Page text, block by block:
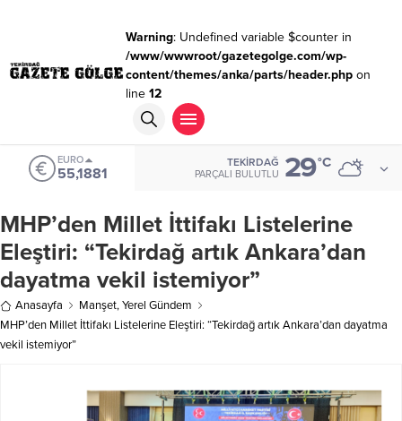
Warning: Undefined variable $counter in
/www/wwwroot/gazetegolge.com/wp-
content/themes/anka/parts/header.phpon
line 12
EURO
55,1881
TEKIRDAĞ
PARÇALI BULUTLU 29°C
MHP’den Millet İttifakı Listelerine
Eleştiri: “Tekirdağ artık Ankara’dan
dayatma vekil istemiyor”
Anasayfa Manşet,Yerel Gündem
MHP’den Millet İttifakı Listelerine Eleştiri: “Tekirdağ artık Ankara’dan dayatma
vekil istemiyor”